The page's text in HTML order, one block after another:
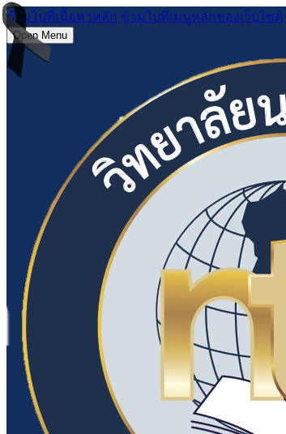
ข้ามไปที่เนื้อหาหลัก ข้ามไปที่เมนูหลักของเว็บไซต์
Open Menu